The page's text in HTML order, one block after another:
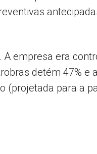
empresa era
detém 47%
(projetada para a